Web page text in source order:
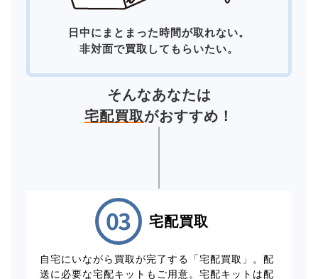
日中にまとまった時間が取れない。
非対面で買取してもらいたい。
そんなあなたは
宅配買取がおすすめ！
宅配買取
自宅にいながら買取が完了する「宅配買取」。配
送に必要な宅配キットもご用意。宅配キットは配